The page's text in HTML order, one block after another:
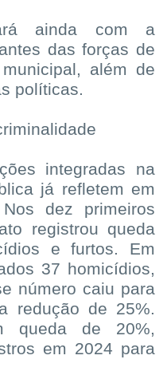
ainda com a
das forças de
além de
políticas.
integradas na
já refletem em
dez primeiros
registrou queda
e furtos. Em
37 homicídios,
número caiu para
redução de 25%.
queda de 20%,
em 2024 para